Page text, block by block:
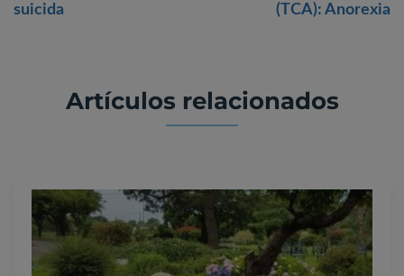
suicida
(TCA): Anorexia
Artículos relacionados